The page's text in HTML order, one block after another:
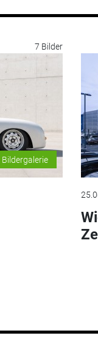
7 Bilder
Bildergalerie